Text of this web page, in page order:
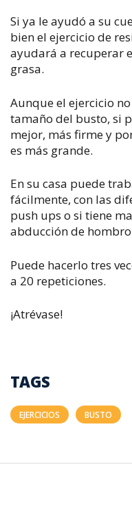
Si ya le ayudó a su
bien el ejercicio de
ayudará a recuperar
grasa.
Aunque el ejercicio
tamaño del busto, si
mejor, más firme y
es más grande.
En su casa puede
fácilmente, con las
push ups o si tiene
abducción de
Puede hacerlo tres
a 20 repeticiones.
¡Atrévase!
TAGS
EJERCICIOS BUSTO